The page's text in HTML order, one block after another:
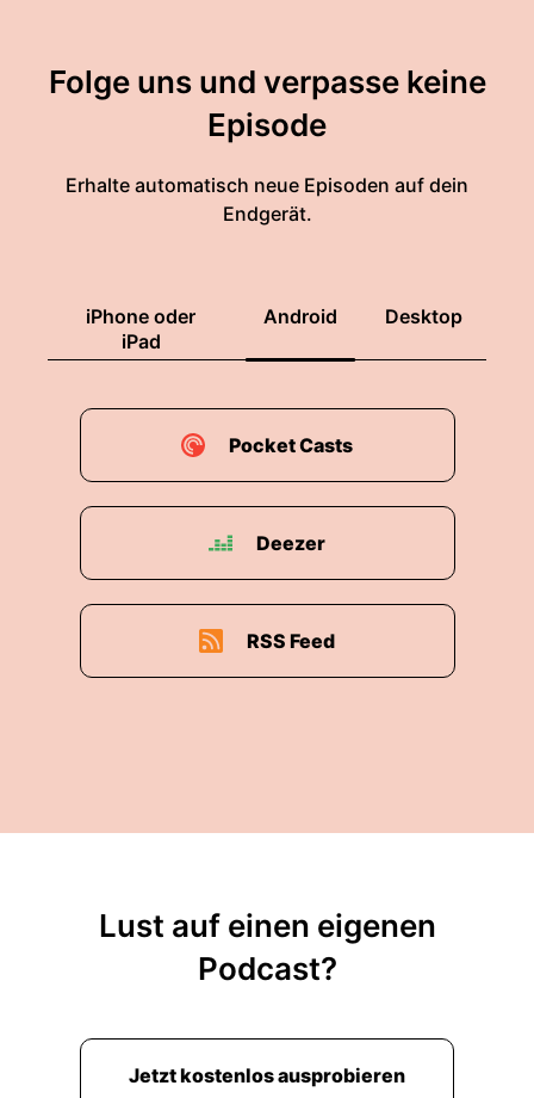
Folge uns und verpasse keine
Episode
Erhalte automatisch neue Episoden auf dein
Endgerät.
iPhone oder
iPad
Android Desktop
Pocket Casts
Deezer
RSS Feed
Lust auf einen eigenen
Podcast?
Jetzt kostenlos ausprobieren